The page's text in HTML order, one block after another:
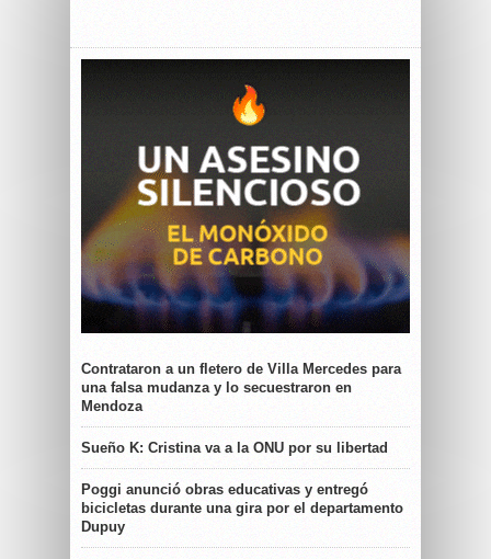
Contrataron a un fletero de Villa Mercedes para
una falsa mudanza y lo secuestraron en
Mendoza
Sueño K: Cristina va a la ONU por su libertad
Poggi anunció obras educativas y entregó
bicicletas durante una gira por el departamento
Dupuy